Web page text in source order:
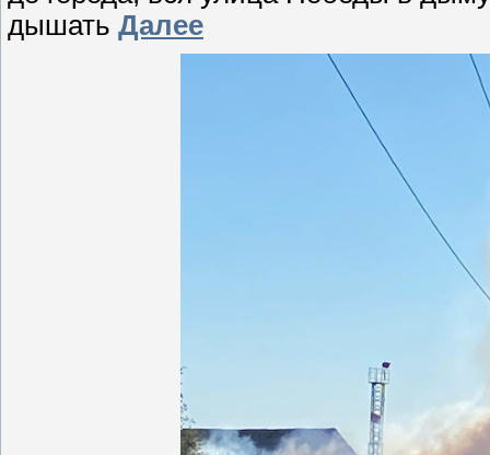
дышать Далее